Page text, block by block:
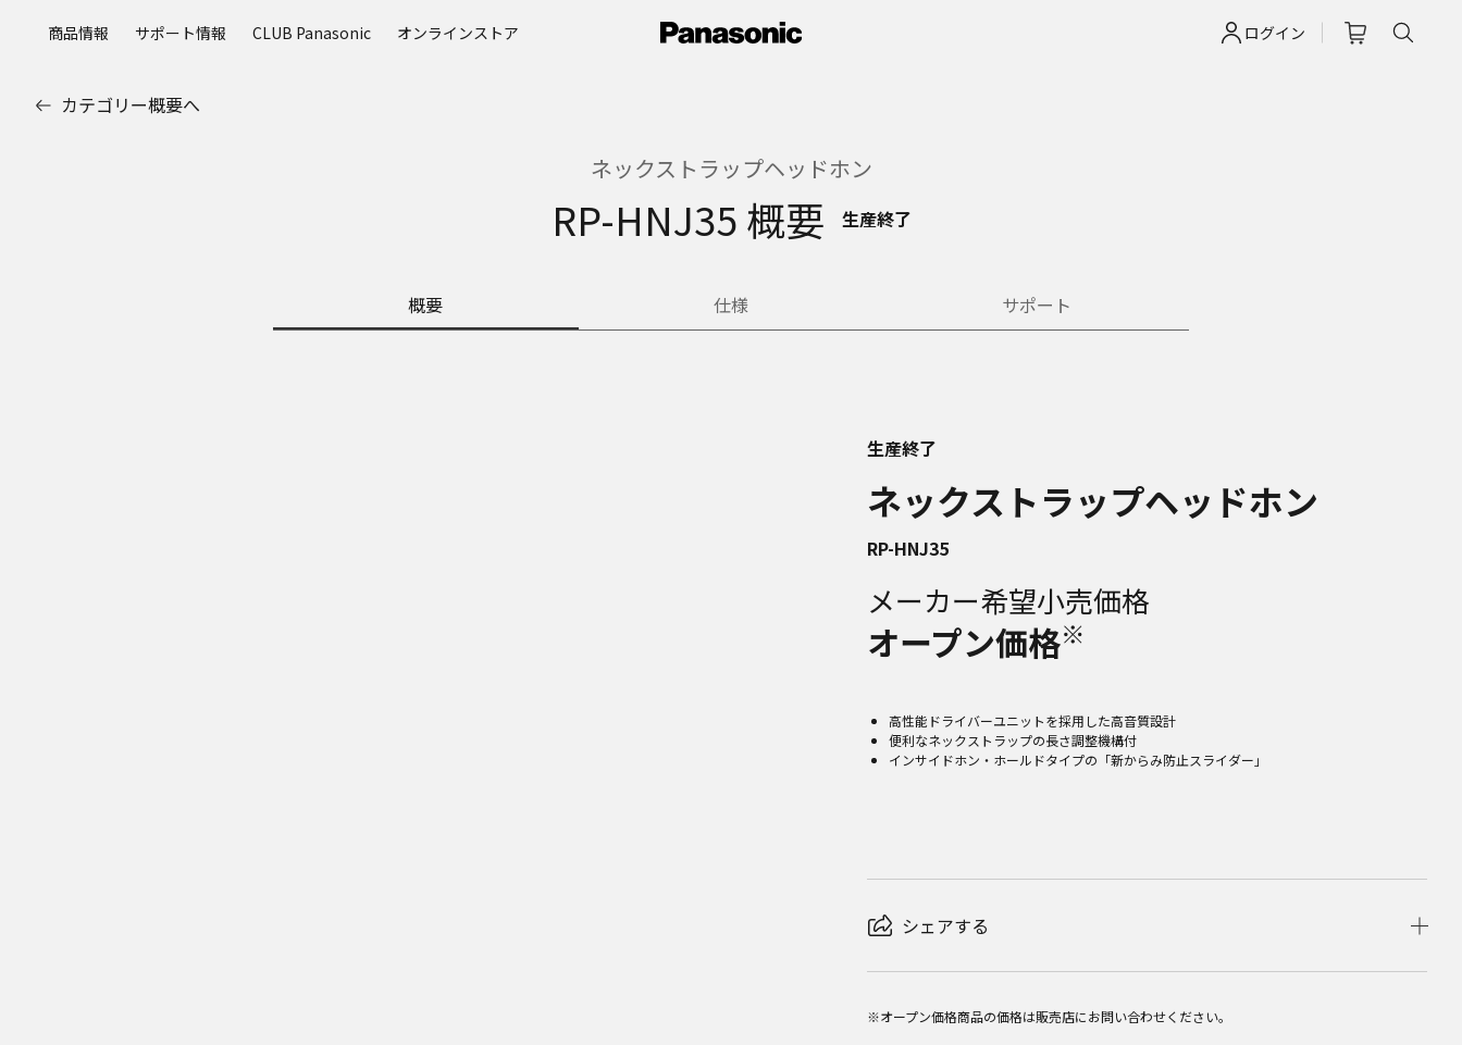
ログイン
商品情報 サポート情報 CLUB Panasonic オンラインストア
カテゴリー概要へ
ネックストラップヘッドホン
RP-HNJ35 概要 生産終了
概要 仕様 サポート
生産終了
ネックストラップヘッドホン
RP-HNJ35
メーカー希望小売価格
オープン価格※
高性能ドライバーユニットを採用した高音質設計
便利なネックストラップの長さ調整機構付
インサイドホン・ホールドタイプの「新からみ防止スライダー」
シェアする
※オープン価格商品の価格は販売店にお問い合わせください。